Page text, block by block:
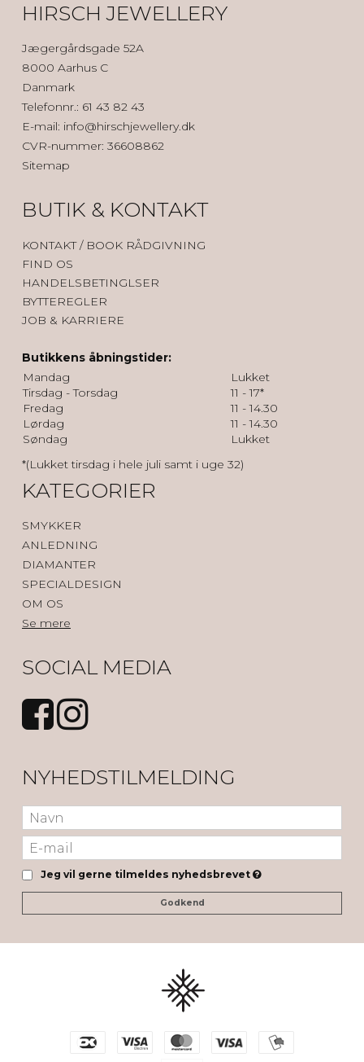
HIRSCH JEWELLERY
Jægergårdsgade 52A
8000 Aarhus C
Danmark
Telefonnr.: 61 43 82 43
E-mail: info@hirschjewellery.dk
CVR-nummer: 36608862
Sitemap
BUTIK & KONTAKT
KONTAKT / BOOK RÅDGIVNING
FIND OS
HANDELSBETINGLSER
BYTTEREGLER
JOB & KARRIERE
Butikkens åbningstider:
Mandag
Lukket
Tirsdag - Torsdag
11 - 17*
Fredag
11 - 14.30
Lørdag
11 - 14.30
Søndag
Lukket
*(Lukket tirsdag i hele juli samt i uge 32)
KATEGORIER
SMYKKER
ANLEDNING
DIAMANTER
SPECIALDESIGN
OM OS
Se mere
SOCIAL MEDIA
NYHEDSTILMELDING
Jeg vil gerne tilmeldes nyhedsbrevet
Godkend